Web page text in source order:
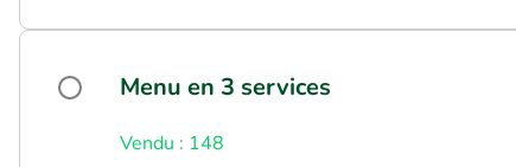
Menu en 3 services
Vendu : 148